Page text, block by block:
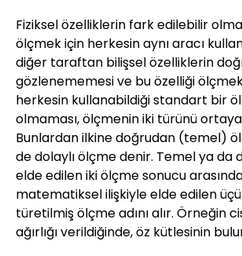
Fiziksel özelliklerin fark edilebilir
ölçmek için herkesin aynı aracı
diğer taraftan bilişsel özelliklerin
gözlenememesi ve bu özelliği
herkesin kullanabildiği standart bir
olmaması, ölçmenin iki türünü ortaya
Bunlardan ilkine doğrudan (temel)
de dolaylı ölçme denir. Temel ya da
elde edilen iki ölçme sonucu
matematiksel ilişkiyle elde edilen
türetilmiş ölçme adını alır. Örneğin
ağırlığı verildiğinde, öz kütlesinin